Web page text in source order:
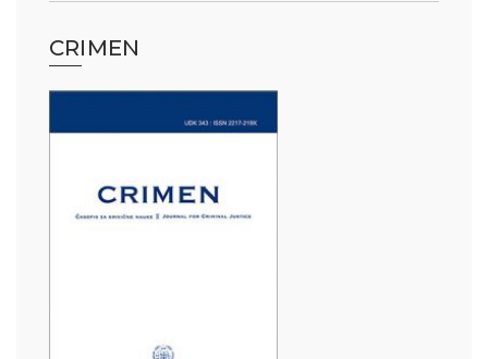
CRIMEN